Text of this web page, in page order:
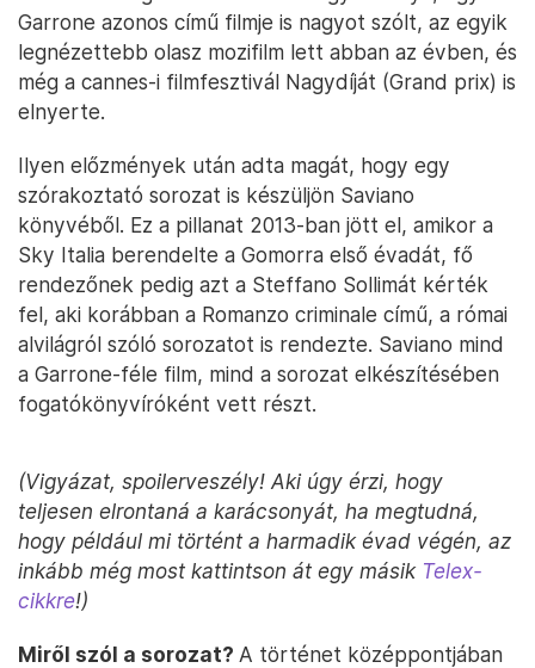
Garrone azonos című filmje is nagyot szólt, az egyik
legnézettebb olasz mozifilm lett abban az évben, és
még a cannes-i filmfesztivál Nagydíját (Grand prix) is
elnyerte.
Ilyen előzmények után adta magát, hogy egy
szórakoztató sorozat is készüljön Saviano
könyvéből. Ez a pillanat 2013-ban jött el, amikor a
Sky Italia berendelte a Gomorra első évadát, fő
rendezőnek pedig azt a Steffano Sollimát kérték
fel, aki korábban a Romanzo criminale című, a római
alvilágról szóló sorozatot is rendezte. Saviano mind
a Garrone-féle film, mind a sorozat elkészítésében
fogatókönyvíróként vett részt.
(Vigyázat, spoilerveszély! Aki úgy érzi, hogy
teljesen elrontaná a karácsonyát, ha megtudná,
hogy például mi történt a harmadik évad végén, az
inkább még most kattintson át egy másik Telex-
cikkre!)
Miről szól a sorozat? A történet középpontjában